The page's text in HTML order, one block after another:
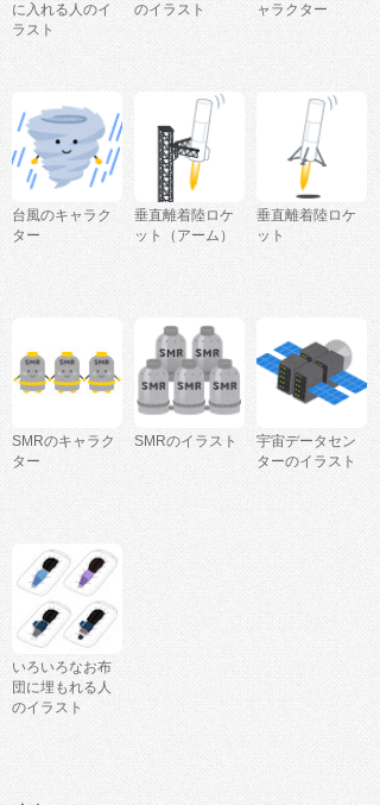
に入れる人のイ
ラスト
のイラスト
ャラクター
台風のキャラク
ター
垂直離着陸ロケ
ット（アーム）
垂直離着陸ロケ
ット
SMRのキャラク
ター
SMRのイラスト
宇宙データセン
ターのイラスト
いろいろなお布
団に埋もれる人
のイラスト